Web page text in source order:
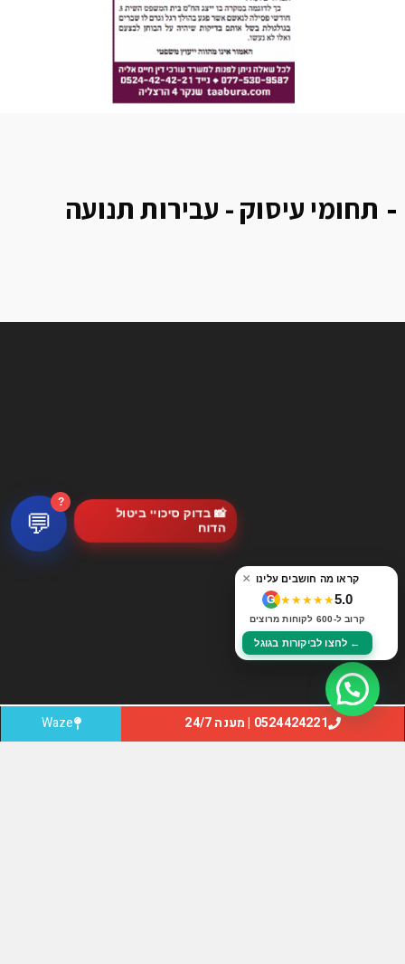
תחומי עיסוק - עבירות תנועה
0524424221 | מענה 24/7 Waze
× קראו מה חושבים עלינו
5.0
★★★★★
G
קרוב ל-600 לקוחות מרוצים
← לחצו לביקורות בגוגל
📸 בדוק סיכויי ביטול
הדוח
💬
?